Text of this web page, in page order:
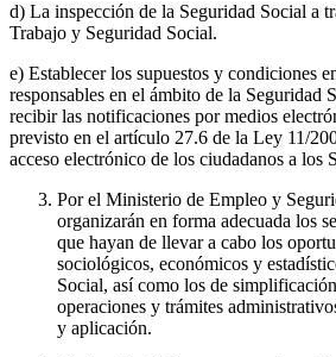
d) La inspección de la Seguridad Social a
Trabajo y Seguridad Social.
e) Establecer los supuestos y condiciones
responsables en el ámbito de la Seguridad
recibir las notificaciones por medios
previsto en el artículo 27.6 de la Ley 11/
acceso electrónico de los ciudadanos a los
Por el Ministerio de Empleo y
organizarán en forma adecuada los
que hayan de llevar a cabo los
sociológicos, económicos y
Social, así como los de
operaciones y trámites
y aplicación.